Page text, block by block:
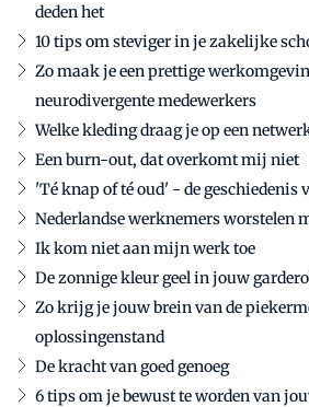
deden het
10 tips om steviger in je zakelijke
Zo maak je een prettige
neurodivergente medewerkers
Welke kleding draag je op een
Een burn-out, dat overkomt mij niet
'Té knap of té oud' - de geschiedenis
Nederlandse werknemers worstelen
Ik kom niet aan mijn werk toe
De zonnige kleur geel in jouw
Zo krijg je jouw brein van de
oplossingenstand
De kracht van goed genoeg
6 tips om je bewust te worden van